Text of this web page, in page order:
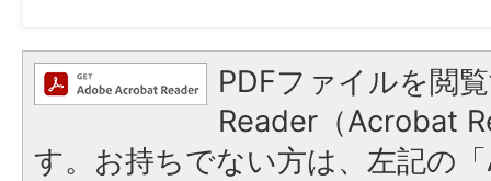
PDFファイルを閲
Reader（Acrobat
す。お持ちでない方は、左記の